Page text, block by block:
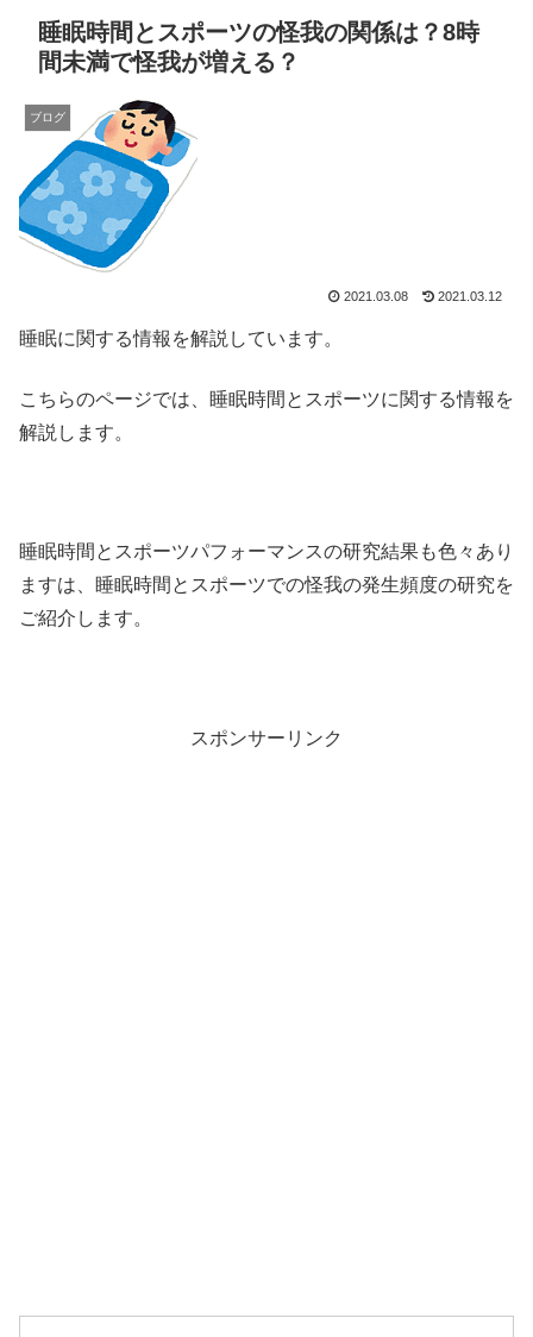
睡眠時間とスポーツの怪我の関係は？8時
間未満で怪我が増える？
ブログ
2021.03.08 2021.03.12
睡眠に関する情報を解説しています。
こちらのページでは、睡眠時間とスポーツに関する情報を
解説します。
睡眠時間とスポーツパフォーマンスの研究結果も色々あり
ますは、睡眠時間とスポーツでの怪我の発生頻度の研究を
ご紹介します。
スポンサーリンク